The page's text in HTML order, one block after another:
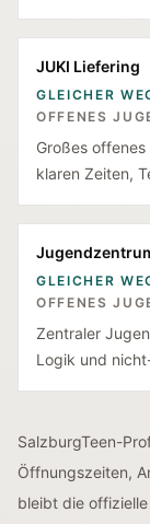
JUKI Liefering
GLEICHER
OFFENES
Großes
klaren Zeiten,
GLEICHER
OFFENES
Zentraler
Logik und
SalzburgTeen-
Öffnungszeiten,
bleibt die